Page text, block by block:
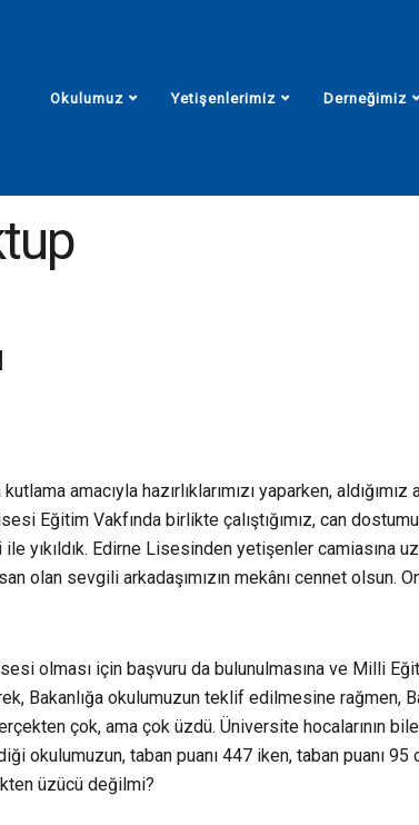
Okulumuz Yetişenlerimiz Derneğimiz
amacıyla hazırlıklarımızı yaparken, aldığımız
Eğitim Vakfında birlikte çalıştığımız, can
yıkıldık. Edirne Lisesinden yetişenler camiasına
olan sevgili arkadaşımızın mekânı cennet olsun.
olması için başvuru da bulunulmasına ve Milli
Bakanlığa okulumuzun teklif edilmesine rağmen,
çok, ama çok üzdü. Üniversite hocalarının
okulumuzun, taban puanı 447 iken, taban puanı
üzücü değilmi?